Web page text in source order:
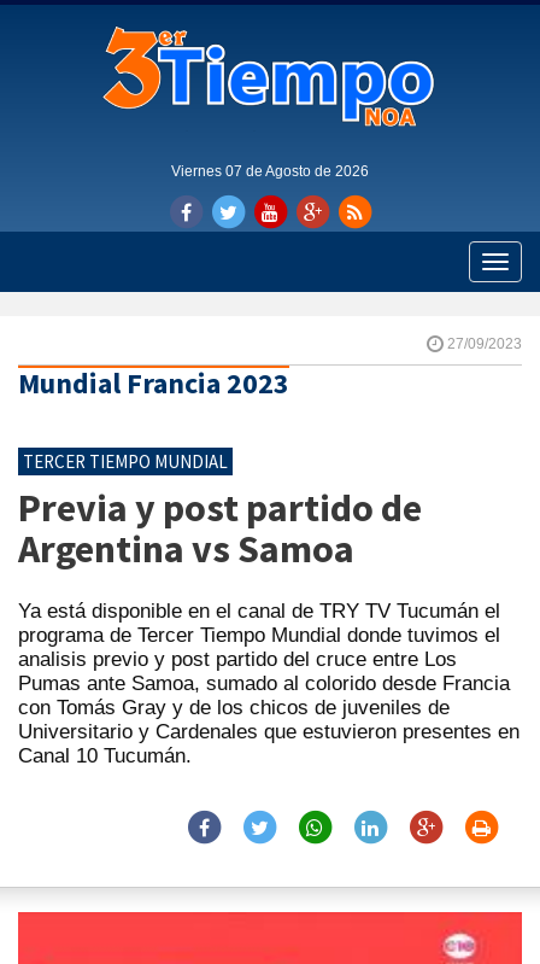
Viernes 07 de Agosto de 2026
Toggle
27/09/2023
Mundial Francia 2023
TERCER TIEMPO MUNDIAL
Previa y post partido de
Argentina vs Samoa
Ya está disponible en el canal de TRY TV Tucumán el
programa de Tercer Tiempo Mundial donde tuvimos el
analisis previo y post partido del cruce entre Los
Pumas ante Samoa, sumado al colorido desde Francia
con Tomás Gray y de los chicos de juveniles de
Universitario y Cardenales que estuvieron presentes en
Canal 10 Tucumán.